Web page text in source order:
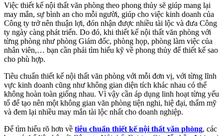
Việc thiết kế nội thất văn phòng theo phong thủy sẽ giúp mang lại
may mắn, sự bình an cho mỗi người, giúp cho việc kinh doanh của
Công ty trở nên thuận lợi, đón nhận được nhiều tài lộc và đưa Công
ty ngày càng phát triển. Do đó, khi thiết kế nội thất văn phòng với
từng phòng như phòng Giám đốc, phòng họp, phòng làm việc của
nhân viên,… bạn cần phải tìm hiểu kỹ về phong thủy để thiết kế sao
cho phù hợp.
Tiêu chuẩn thiết kế nội thất văn phòng với mỗi đơn vị, với từng lĩnh
vực kinh doanh cũng như không gian diện tích khác nhau có thể
không hoàn toàn giống nhau. Vì vậy cần áp dụng linh hoạt từng yếu
tố để tạo nên một không gian văn phòng tiện nghi, hiệ đại, thẩm mỹ
và đem lại nhiều may mắn tài lộc nhất cho doanh nghiệp.
Để tìm hiểu rõ hơn về tiêu chuẩn thiết kế nội thất văn phòng, các